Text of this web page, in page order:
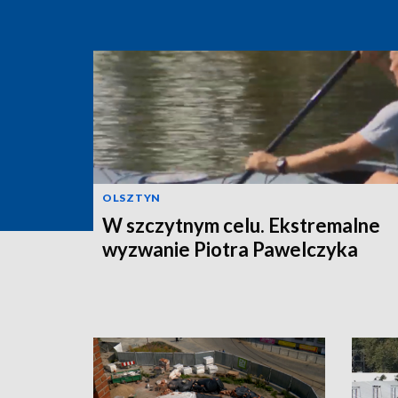
OLSZTYN
W szczytnym celu. Ekstremalne
wyzwanie Piotra Pawelczyka